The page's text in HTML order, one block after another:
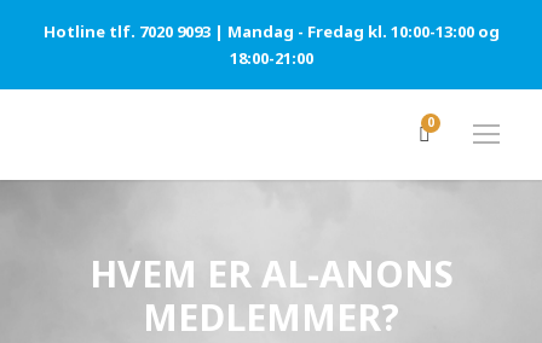
Hotline tlf. 7020 9093 | Mandag - Fredag kl. 10:00-13:00 og
18:00-21:00
0
HVEM ER AL-ANONS
MEDLEMMER?